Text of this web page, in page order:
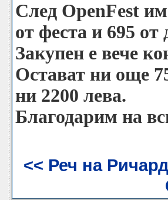
След OpenFest
от феста и 695
Закупен е вече
Остават ни още
ни 2200 лева.
Благодарим на
<< Реч на